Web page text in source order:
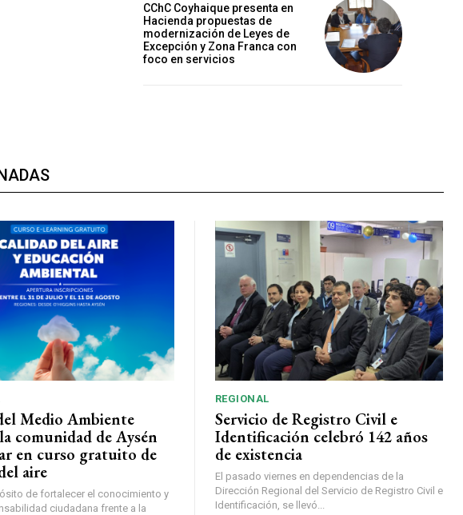
CChC Coyhaique presenta en
Hacienda propuestas de
modernización de Leyes de
Excepción y Zona Franca con
foco en servicios
Medio Ambiente
comunidad de Aysén
en curso gratuito de
aire
de fortalecer el conocimiento y
ciudadana frente a la
REGIONAL
Servicio de Registro Civil e
Identificación celebró 142 años
de existencia
El pasado viernes en dependencias de la
Dirección Regional del Servicio de Registro Civil e
Identificación, se llevó...